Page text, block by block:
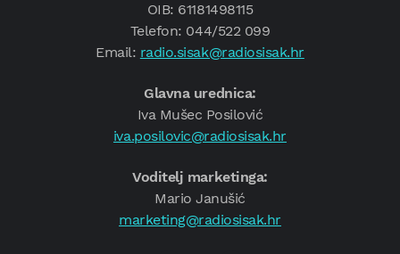
OIB: 61181498115
Telefon: 044/522 099
Email: radio.sisak@radiosisak.hr
Glavna urednica:
Iva Mušec Posilović
iva.posilovic@radiosisak.hr
Voditelj marketinga:
Mario Janušić
marketing@radiosisak.hr